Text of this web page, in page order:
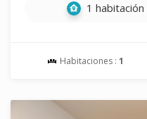
1
Habitaciones : 1